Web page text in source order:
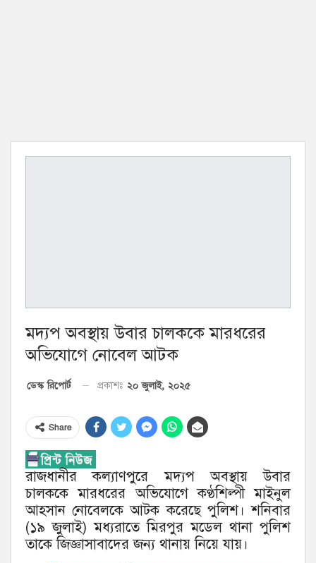
মদ্যপ অবস্থায় উবার চালককে মারধরের
অভিযোগে নোবেল আটক
ডেস্ক রিপোর্ট প্রকাশঃ ২০ জুলাই, ২০২৫
Share
রাজধানীর কল্যাণপুরে মদ্যপ অবস্থায় উবার
চালককে মারধরের অভিযোগে কণ্ঠশিল্পী মাইনুল
আহসান নোবেলকে আটক করেছে পুলিশ। শনিবার
(১৯ জুলাই) মধ্যরাতে মিরপুর মডেল থানা পুলিশ
তাকে জিজ্ঞাসাবাদের জন্য থানায় নিয়ে যায়।